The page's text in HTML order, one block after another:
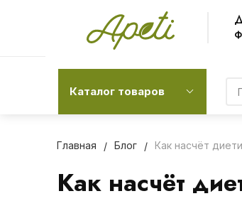
Каталог товаров
Главная Блог Как насчёт
Как насчёт